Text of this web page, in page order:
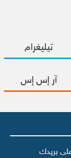
تيليغرام
آر إس إس
بريدك